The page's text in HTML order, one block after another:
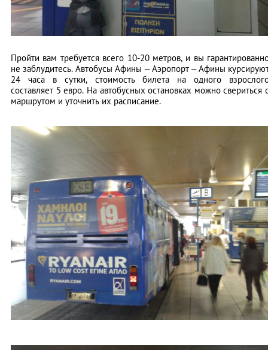
Пройти вам требуется всего 10-20 метров, и вы
не заблудитесь. Автобусы Афины – Аэропорт – Афины
24 часа в сутки, стоимость билета на одного
составляет 5 евро. На автобусных остановках можно свериться
маршрутом и уточнить их расписание.